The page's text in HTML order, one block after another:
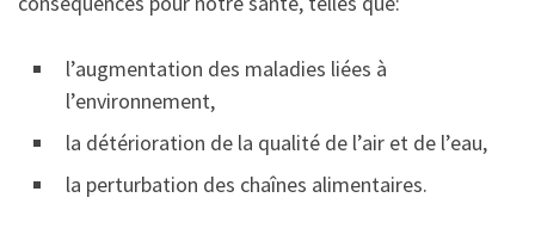
l’augmentation des maladies liées à
l’environnement,
la détérioration de la qualité de l’air et de l’eau,
la perturbation des chaînes alimentaires.